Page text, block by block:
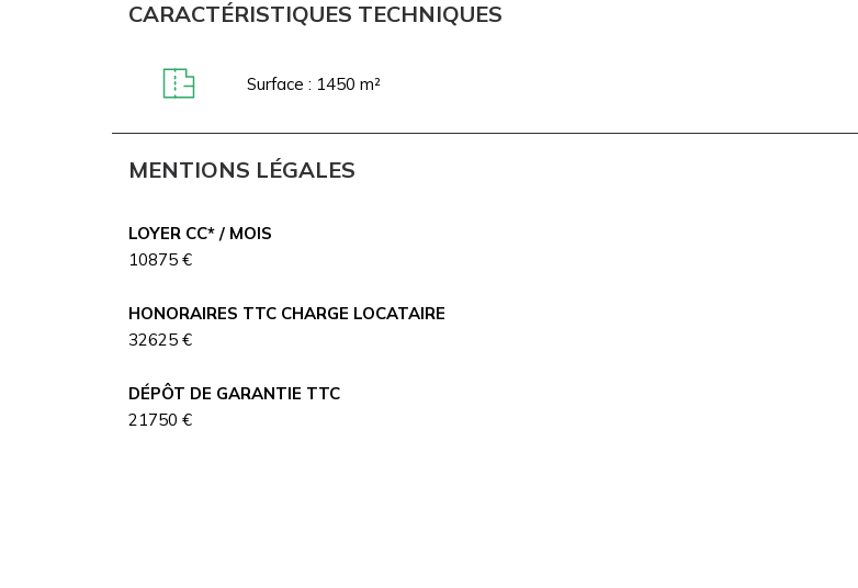
CARACTÉRISTIQUES TECHNIQUES
Surface : 1450 m²
MENTIONS LÉGALES
LOYER CC* / MOIS
10875 €
HONORAIRES TTC CHARGE LOCATAIRE
32625 €
DÉPÔT DE GARANTIE TTC
21750 €